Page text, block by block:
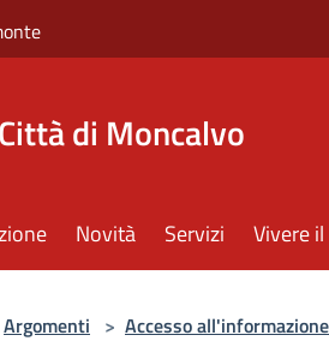
Città di Moncalvo
Novità Servizi Vivere
Argomenti > Accesso all'informazione